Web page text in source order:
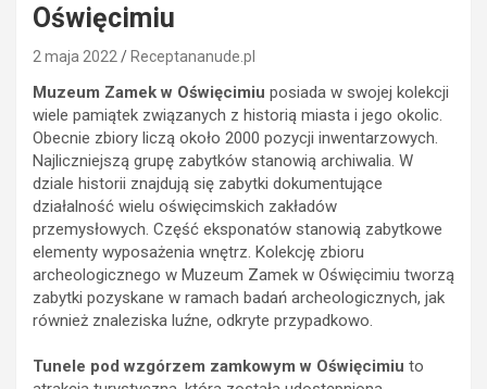
Oświęcimiu
2 maja 2022 Receptananude.pl
Muzeum Zamek w Oświęcimiu posiada w swojej kolekcji
wiele pamiątek związanych z historią miasta i jego okolic.
Obecnie zbiory liczą około 2000 pozycji inwentarzowych.
Najliczniejszą grupę zabytków stanowią archiwalia. W
dziale historii znajdują się zabytki dokumentujące
działalność wielu oświęcimskich zakładów
przemysłowych. Część eksponatów stanowią zabytkowe
elementy wyposażenia wnętrz. Kolekcję zbioru
archeologicznego w Muzeum Zamek w Oświęcimiu tworzą
zabytki pozyskane w ramach badań archeologicznych, jak
również znaleziska luźne, odkryte przypadkowo.
Tunele pod wzgórzem zamkowym w Oświęcimiu to